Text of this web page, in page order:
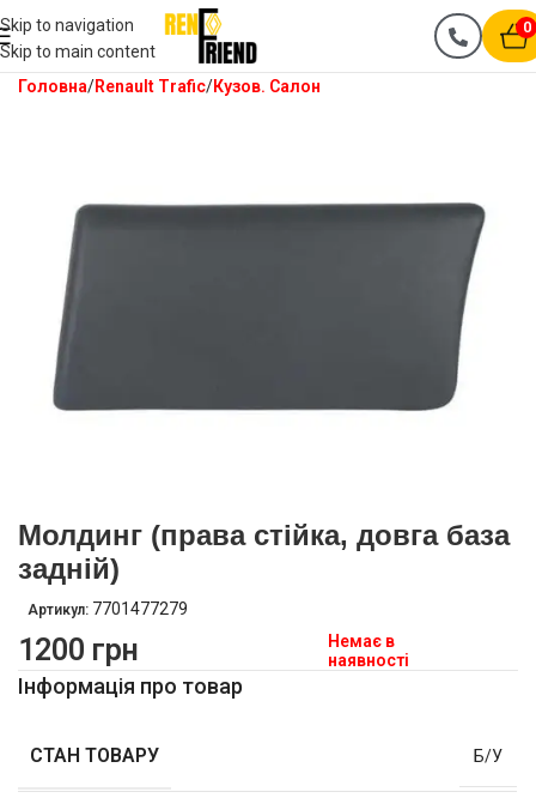
Skip to navigation
Skip to main content
0
Головна Renault Trafic Кузов. Салон
Молдинг (права стійка, довга база
задній)
Артикул: 7701477279
1200 грн
Немає в
наявності
Інформація про товар
СТАН ТОВАРУ Б/У